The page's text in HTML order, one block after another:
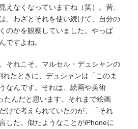
えなくなっていますね（笑）。昔、
、わざとそれを使い続けて、自分の
のかを観察していました。やっぱ
ですよね。
それこそ、マルセル・デュシャンの
れたときに、デュシャンは「このま
なんです。それは、絵画や美術
たんだと思います。それまで絵画
けで考えられていたのが、「それ
した。似たようなことがiPhoneに